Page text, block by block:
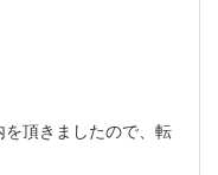
頂きましたので、転